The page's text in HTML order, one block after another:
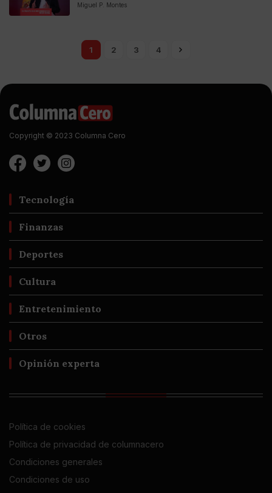
Miguel P. Montes
1 2 3 4
Copyright © 2023 Columna Cero
Tecnología
Finanzas
Deportes
Cultura
Entretenimiento
Otros
Opinión experta
Política de cookies
Política de privacidad de columnacero
Condiciones generales
Condiciones de uso